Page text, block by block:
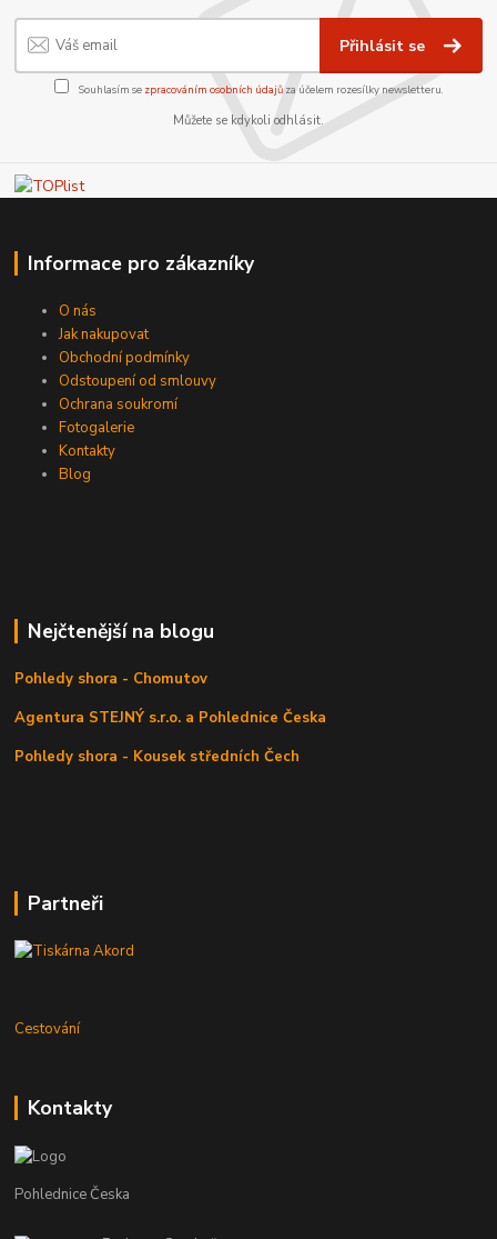
Přihlásit se
Souhlasím se zpracováním osobních údajůza účelem rozesílky newsletteru.
Můžete se kdykoli odhlásit.
Informace pro zákazníky
O nás
Jak nakupovat
Obchodní podmínky
Odstoupení od smlouvy
Ochrana soukromí
Fotogalerie
Kontakty
Blog
Nejčtenější na blogu
Pohledy shora - Chomutov
Agentura STEJNÝ s.r.o. a Pohlednice Česka
Pohledy shora - Kousek středních Čech
Partneři
Cestování
Kontakty
Pohlednice Česka